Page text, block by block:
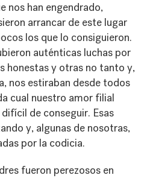
nos han engendrado,
arrancar de este lugar
los que lo consiguieron.
auténticas luchas por
honestas y otras no tanto y,
nos estiraban desde todos
cual nuestro amor filial
de conseguir. Esas
y, algunas de nosotras,
por la codicia.
fueron perezosos en